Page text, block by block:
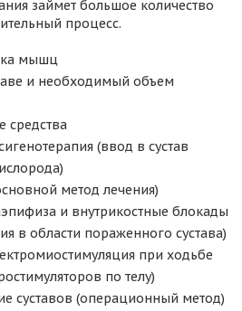
займет большое количество
процесс.
мышц
и необходимый объем
средства
(ввод в сустав
метод лечения)
и внутрикостные блокады
в области пораженного сустава)
при ходьбе
по телу)
суставов (операционный метод)